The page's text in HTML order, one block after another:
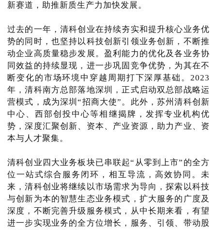
新赛道，助推新质生产力加快发展。
过去的一年，清科创业在持续夯实和提升核心业务优
势的同时，也坚持以科技创新引领业务创新，不断推
动企业高质量稳步发展。盈利能力的优化及各业务协
同效益的持续显现，进一步巩固竞争优势，为其在不
断变化的市场环境中穿越周期打下深厚基础。2023
年，清科南方总部落地深圳，正式启动双总部战略运
营模式，成为深圳“招商大使”。此外，苏州清科创新
中心、西部创投中心等相继揭牌，发挥专业机构优
势，深度汇聚创新、资本、产业资源，助力产业、资
本与人才聚集。
清科创业四大业务板块已串联起“从零到上市”的全方
位一站式综合服务闭环，相互导流，高效协同。未
来，清科创业将继续以市场需求为导向，探索以科技
与创新为本的智慧生态业务模式，扩大服务的广度及
深度，不断完善升级服务模式，从中长期来看，有望
进一步实现业务的全方位增长，服务、引领、带动股